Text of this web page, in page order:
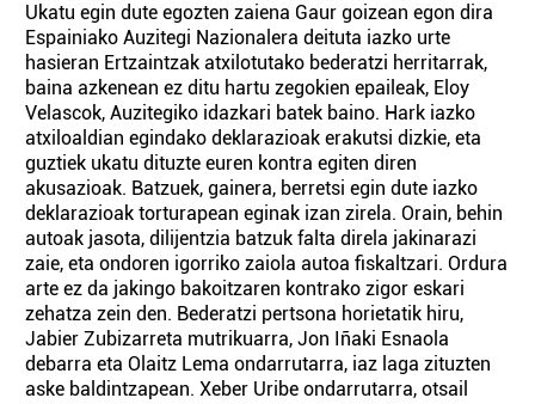
Ukatu egin dute egozten zaiena Gaur goizean egon dira
Espainiako Auzitegi Nazionalera deituta iazko urte
hasieran Ertzaintzak atxilotutako bederatzi herritarrak,
baina azkenean ez ditu hartu zegokien epaileak, Eloy
Velascok, Auzitegiko idazkari batek baino. Hark iazko
atxiloaldian egindako deklarazioak erakutsi dizkie, eta
guztiek ukatu dituzte euren kontra egiten diren
akusazioak. Batzuek, gainera, berretsi egin dute iazko
deklarazioak torturapean eginak izan zirela. Orain, behin
autoak jasota, dilijentzia batzuk falta direla jakinarazi
zaie, eta ondoren igorriko zaiola autoa fiskaltzari. Ordura
arte ez da jakingo bakoitzaren kontrako zigor eskari
zehatza zein den. Bederatzi pertsona horietatik hiru,
Jabier Zubizarreta mutrikuarra, Jon Iñaki Esnaola
debarra eta Olaitz Lema ondarrutarra, iaz laga zituzten
aske baldintzapean. Xeber Uribe ondarrutarra, otsail